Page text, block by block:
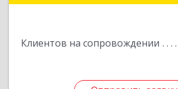
Клиентов на сопровождении